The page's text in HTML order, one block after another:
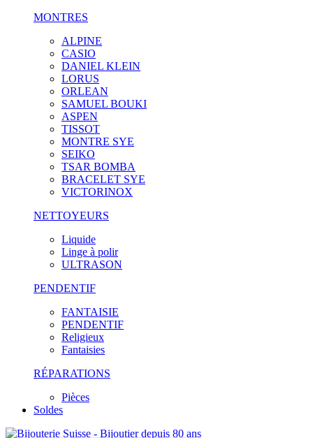
MONTRES
ALPINE
CASIO
DANIEL KLEIN
LORUS
ORLEAN
SAMUEL BOUKI
ASPEN
TISSOT
MONTRE SYE
SEIKO
TSAR BOMBA
BRACELET SYE
VICTORINOX
NETTOYEURS
Liquide
Linge à polir
ULTRASON
PENDENTIF
FANTAISIE
PENDENTIF
Religieux
Fantaisies
RÉPARATIONS
Pièces
Soldes